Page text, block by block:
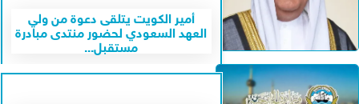
أمير الكويت يتلقى دعوة من ولي
العهد السعودي لحضور منتدى مبادرة
مستقبل...